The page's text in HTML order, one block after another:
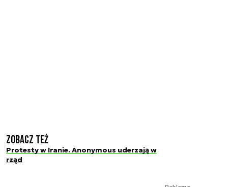
Zobacz też
Protesty w Iranie. Anonymous uderzają w
rząd